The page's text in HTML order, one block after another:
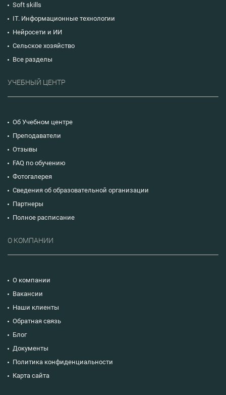
Soft skills
IT. Информационные технологии
Нейросети и ИИ
Сельское хозяйство
Все разделы
УЧЕБНЫЙ ЦЕНТР
Об Учебном центре
Преподаватели
Отзывы
FAQ по обучению
Фотогалерея
Сведения об образовательной организации
Партнеры
Полное расписание
О КОМПАНИИ
О компании
Вакансии
Наши клиенты
Обратная связь
Блог
Документы
Политика конфиденциальности
Карта сайта